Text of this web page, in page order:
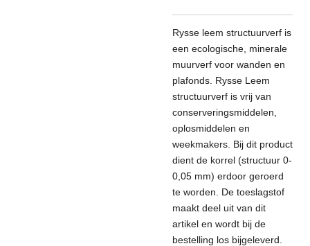
Rysse leem structuurverf is
een ecologische, minerale
muurverf voor wanden en
plafonds. Rysse Leem
structuurverf is vrij van
conserveringsmiddelen,
oplosmiddelen en
weekmakers. Bij dit product
dient de korrel (structuur 0-
0,05 mm) erdoor geroerd
te worden. De toeslagstof
maakt deel uit van dit
artikel en wordt bij de
bestelling los bijgeleverd.